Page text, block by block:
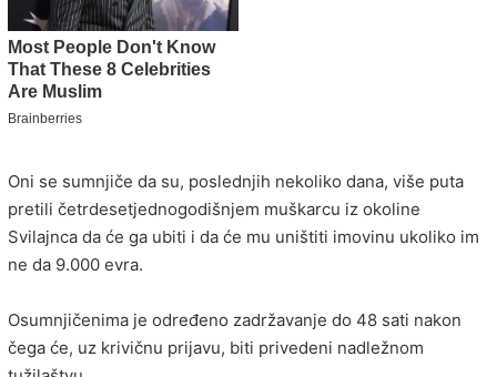
Oni se sumnjiče da su, poslednjih nekoliko dana, više puta
pretili četrdesetjednogodišnjem muškarcu iz okoline
Svilajnca da će ga ubiti i da će mu uništiti imovinu ukoliko im
ne da 9.000 evra.
Osumnjičenima je određeno zadržavanje do 48 sati nakon
čega će, uz krivičnu prijavu, biti privedeni nadležnom